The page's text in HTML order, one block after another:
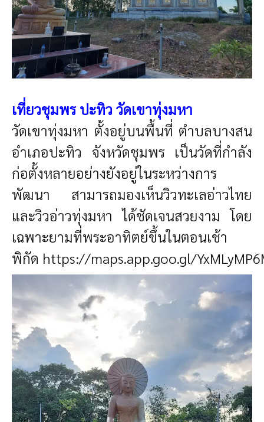
เที่ยวชุมพร ปะทิว วัดเขาทุ่งมหา
วัดเขาทุ่งมหา ตั้งอยู่บนพื้นที่ ตำบลบางสน
อำเภอปะทิว จังหวัดชุมพร เป็นวัดที่กำลัง
ก่อตั้งหลายอย่างยังอยู่ในระหว่างการ
พัฒนา สามารถมองเห็นวิวทะเลอ่าวไทย
และวิวอ่าวทุ่งมหา ได้ชัดเจนสวยงาม โดย
เฉพาะยามที่พระอาทิตย์ขึ้นในตอนเช้า
พิกัด https://maps.app.goo.gl/